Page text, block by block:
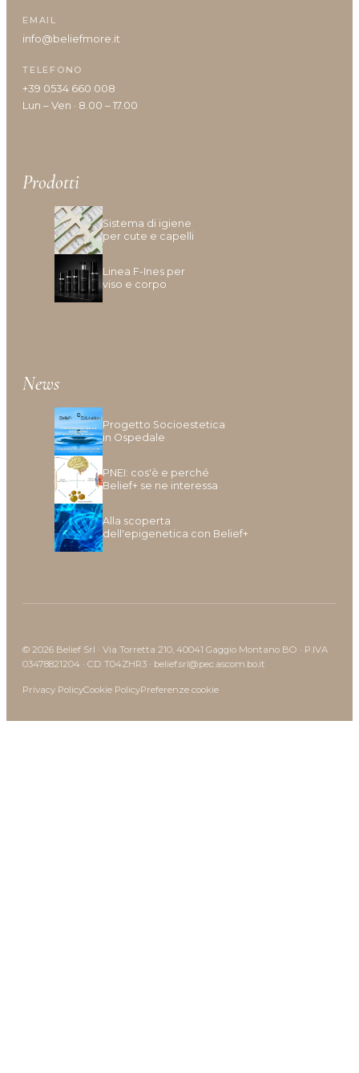
EMAIL
info@beliefmore.it
TELEFONO
+39 0534 660 008
Lun – Ven · 8.00 – 17.00
Prodotti
Sistema di igiene
per cute e capelli
Linea F-Ines per
viso e corpo
News
Progetto Socioestetica
in Ospedale
PNEI: cos'è e perché
Belief+ se ne interessa
Alla scoperta
dell'epigenetica con Belief+
© 2026 Belief Srl · Via Torretta 210, 40041 Gaggio Montano BO · P.IVA
03478821204 · CD T04ZHR3 · belief.srl@pec.ascom.bo.it
Privacy PolicyCookie PolicyPreferenze cookie